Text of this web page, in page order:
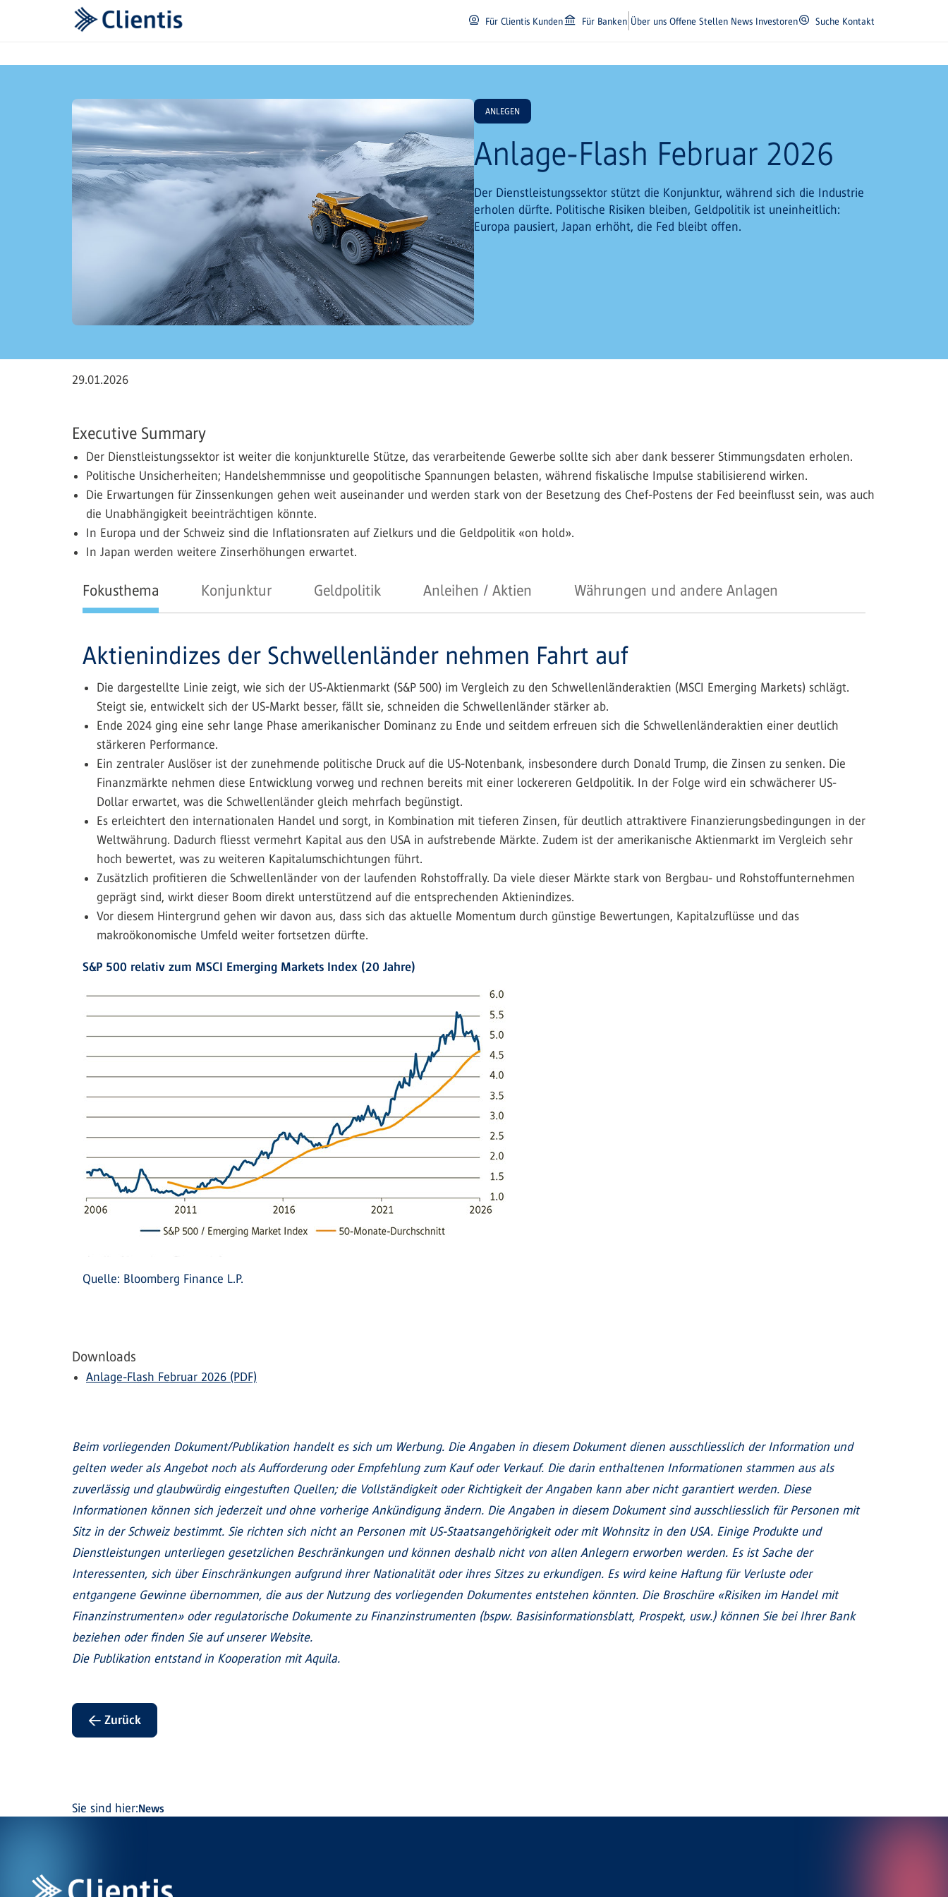
Für Clientis Kunden Für Banken Über uns Offene Stellen News Investoren Suche Kontakt
ANLEGEN
Anlage-Flash Februar 2026
Der Dienstleistungssektor stützt die Konjunktur, während sich die Industrie
erholen dürfte. Politische Risiken bleiben, Geldpolitik ist uneinheitlich:
Europa pausiert, Japan erhöht, die Fed bleibt offen.
29.01.2026
Executive Summary
Der Dienstleistungssektor ist weiter die konjunkturelle Stütze, das verarbeitende Gewerbe sollte sich aber dank besserer Stimmungsdaten erholen.
Politische Unsicherheiten; Handelshemmnisse und geopoli­tische Spannungen belasten, während fiskalische Impulse stabilisierend wirken.
Die Erwartungen für Zinssenkungen gehen weit auseinander und werden stark von der Besetzung des Chef-Postens der Fed beeinflusst sein, was auch
die Unabhängigkeit beeinträchtigen könnte.
In Europa und der Schweiz sind die Inflationsraten auf Zielkurs und die Geldpolitik «on hold».
In Japan werden weitere Zinserhöhungen erwartet.
Fokusthema Konjunktur Geldpolitik Anleihen / Aktien Währungen und andere Anlagen
Aktienindizes der Schwellenländer nehmen Fahrt auf
Die dargestellte Linie zeigt, wie sich der US-Aktienmarkt (S&P 500) im Vergleich zu den Schwellenländeraktien (MSCI Emerging Markets) schlägt.
Steigt sie, entwickelt sich der US-Markt besser, fällt sie, schneiden die Schwellenländer stärker ab.
Ende 2024 ging eine sehr lange Phase amerikanischer Dominanz zu Ende und seitdem erfreuen sich die Schwellenländeraktien einer deutlich
stärkeren Performance.
Ein zentraler Auslöser ist der zunehmende politische Druck auf die US-Notenbank, insbesondere durch Donald Trump, die Zinsen zu senken. Die
Finanzmärkte nehmen diese Entwicklung vorweg und rechnen bereits mit einer lockereren Geldpolitik. In der Folge wird ein schwächerer US-
Dollar erwartet, was die Schwellenländer gleich mehrfach begünstigt.
Es erleichtert den internationalen Handel und sorgt, in Kombination mit tieferen Zinsen, für deutlich attraktivere Finanzierungsbedingungen in der
Weltwährung. Dadurch fliesst vermehrt Kapital aus den USA in aufstrebende Märkte. Zudem ist der amerikanische Aktienmarkt im Vergleich sehr
hoch bewertet, was zu weiteren Kapitalumschichtungen führt.
Zusätzlich profitieren die Schwellenländer von der laufenden Rohstoffrally. Da viele dieser Märkte stark von Bergbau- und Rohstoffunternehmen
geprägt sind, wirkt dieser Boom direkt unterstützend auf die entsprechenden Aktienindizes.
Vor diesem Hintergrund gehen wir davon aus, dass sich das aktuelle Momentum durch günstige Bewertungen, Kapital­zuflüsse und das
makroökonomische Umfeld weiter fortsetzen dürfte.
S&P 500 relativ zum MSCI Emerging Markets Index (20 Jahre)
Quelle: Bloomberg Finance L.P.
Downloads
Anlage-Flash Februar 2026 (PDF)
Beim vorliegenden Dokument/Publikation handelt es sich um Werbung. Die Angaben in diesem Dokument dienen ausschliesslich der Information und
gelten weder als Angebot noch als Aufforderung oder Empfehlung zum Kauf oder Verkauf. Die darin enthaltenen Informationen stammen aus als
zuverlässig und glaubwürdig eingestuften Quellen; die Vollständigkeit oder Richtigkeit der Angaben kann aber nicht garantiert werden. Diese
Informationen können sich jederzeit und ohne vorherige Ankündigung ändern. Die Angaben in diesem Dokument sind ausschliesslich für Personen mit
Sitz in der Schweiz bestimmt. Sie richten sich nicht an Personen mit US-Staatsangehörigkeit oder mit Wohnsitz in den USA. Einige Produkte und
Dienstleistungen unterliegen gesetzlichen Beschränkungen und können deshalb nicht von allen Anlegern erworben werden. Es ist Sache der
Interessenten, sich über Einschränkungen aufgrund ihrer Nationalität oder ihres Sitzes zu erkundigen. Es wird keine Haftung für Verluste oder
entgangene Gewinne übernommen, die aus der Nutzung des vorliegenden Dokumentes entstehen könnten. Die Broschüre «Risiken im Handel mit
Finanzinstrumenten» oder regulatorische Dokumente zu Finanzinstrumenten (bspw. Basisinformationsblatt, Prospekt, usw.) können Sie bei Ihrer Bank
beziehen oder finden Sie auf unserer Website.
Die Publikation entstand in Kooperation mit Aquila.
← Zurück
Sie sind hier:News